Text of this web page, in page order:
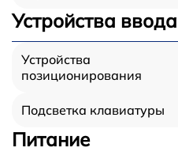
Устройства ввода
Устройства
позиционирования
Подсветка клавиатуры
Питание